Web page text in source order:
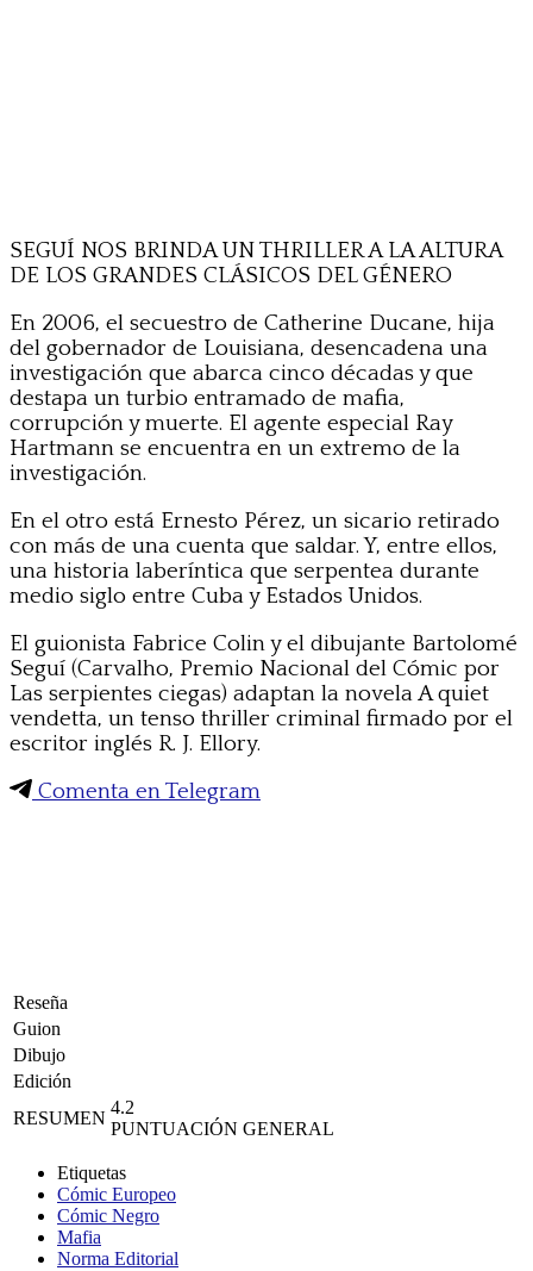
SEGUÍ NOS BRINDA UN THRILLER A LA ALTURA
DE LOS GRANDES CLÁSICOS DEL GÉNERO
En 2006, el secuestro de Catherine Ducane, hija
del gobernador de Louisiana, desencadena una
investigación que abarca cinco décadas y que
destapa un turbio entramado de mafia,
corrupción y muerte. El agente especial Ray
Hartmann se encuentra en un extremo de la
investigación.
En el otro está Ernesto Pérez, un sicario retirado
con más de una cuenta que saldar. Y, entre ellos,
una historia laberíntica que serpentea durante
medio siglo entre Cuba y Estados Unidos.
El guionista Fabrice Colin y el dibujante Bartolomé
Seguí (Carvalho, Premio Nacional del Cómic por
Las serpientes ciegas) adaptan la novela A quiet
vendetta, un tenso thriller criminal firmado por el
escritor inglés R. J. Ellory.
Comenta en Telegram
Reseña
Guion
Dibujo
Edición
RESUMEN
4.2
PUNTUACIÓN GENERAL
Etiquetas
Cómic Europeo
Cómic Negro
Mafia
Norma Editorial